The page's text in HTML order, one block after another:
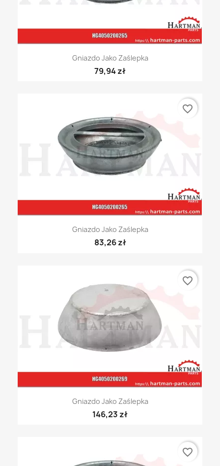
Gniazdo Jako Zaślepka
79,94 zł
Gniazdo Jako Zaślepka
83,26 zł
favorite_border
Gniazdo Jako Zaślepka
146,23 zł
favorite_border
favorite_border